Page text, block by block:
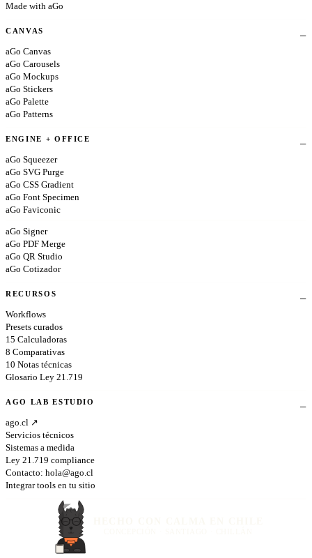
Made with aGo
CANVAS
aGo Canvas
aGo Carousels
aGo Mockups
aGo Stickers
aGo Palette
aGo Patterns
ENGINE + OFFICE
aGo Squeezer
aGo SVG Purge
aGo CSS Gradient
aGo Font Specimen
aGo Faviconic
aGo Signer
aGo PDF Merge
aGo QR Studio
aGo Cotizador
RECURSOS
Workflows
Presets curados
15 Calculadoras
8 Comparativas
10 Notas técnicas
Glosario Ley 21.719
AGO LAB ESTUDIO
ago.cl ↗
Servicios técnicos
Sistemas a medida
Ley 21.719 compliance
Contacto: hola@ago.cl
Integrar tools en tu sitio